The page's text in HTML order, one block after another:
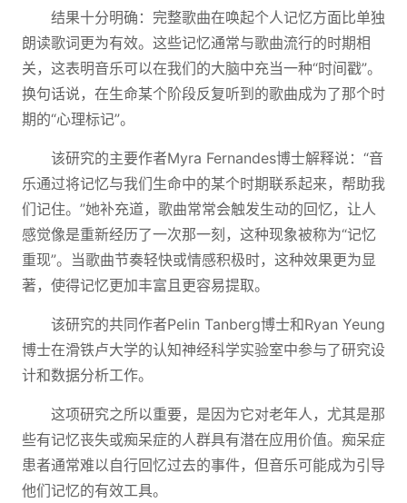
结果十分明确：完整歌曲在唤起个人记忆方面比单独
朗读歌词更为有效。这些记忆通常与歌曲流行的时期相
关，这表明音乐可以在我们的大脑中充当一种“时间戳”。
换句话说，在生命某个阶段反复听到的歌曲成为了那个时
期的“心理标记”。
该研究的主要作者Myra Fernandes博士解释说：“音
乐通过将记忆与我们生命中的某个时期联系起来，帮助我
们记住。”她补充道，歌曲常常会触发生动的回忆，让人
感觉像是重新经历了一次那一刻，这种现象被称为“记忆
重现”。当歌曲节奏轻快或情感积极时，这种效果更为显
著，使得记忆更加丰富且更容易提取。
该研究的共同作者Pelin Tanberg博士和Ryan Yeung
博士在滑铁卢大学的认知神经科学实验室中参与了研究设
计和数据分析工作。
这项研究之所以重要，是因为它对老年人，尤其是那
些有记忆丧失或痴呆症的人群具有潜在应用价值。痴呆症
患者通常难以自行回忆过去的事件，但音乐可能成为引导
他们记忆的有效工具。